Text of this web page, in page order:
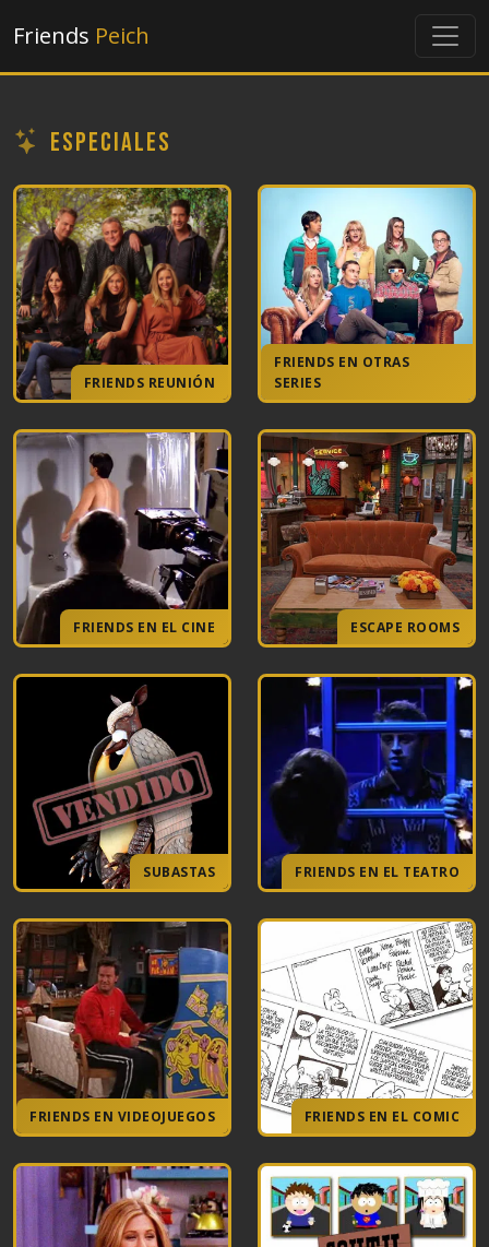
Friends Peich
Especiales
FRIENDS REUNIÓN
FRIENDS EN OTRAS
SERIES
FRIENDS EN EL CINE ESCAPE ROOMS
SUBASTAS FRIENDS EN EL TEATRO
FRIENDS EN VIDEOJUEGOS FRIENDS EN EL COMIC